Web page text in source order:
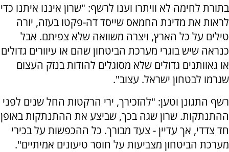
בתורת לחימה לא וויתרו וענו לרשף: "שרון איננו איתנו כדי
לראות את מדינת החמאס שייסד דה-פקטו בעזה, יורה
טילים על כל הארץ, ויצרה משוואה שלא צפיתם. אבל
כנראה שיש בוגרי מערכת הביטחון שהם או עיוורים גדולים
או גאוותנים גדולים שלא מסוגלים להודות בנזק העצום
שגרמו לבטחון ישראל. עצוב".
רשף התגונן וטען: "‏‎‎להזכירך, ירי הרקטות החל שנים לפני
ההתנתקות. שרון שגה בכך, שביצע את ההתנתקות באופן
חד צדדי, אך עדיין - צעד מבורך. כל ההכפשות על בכירי
מערכת הביטחון מצביעות על חוסר טיעונים אמיתיים".